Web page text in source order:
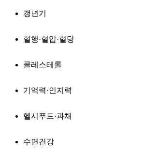
갱년기
혈행·혈압·혈당
콜레스테롤
기억력·인지력
헬시푸드·과채
수면건강